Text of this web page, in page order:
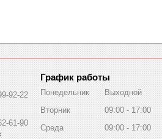
92-22
61-90
График работы
Понедельник
Выходной
Вторник
09:00
17:00
Среда
09:00
17:00